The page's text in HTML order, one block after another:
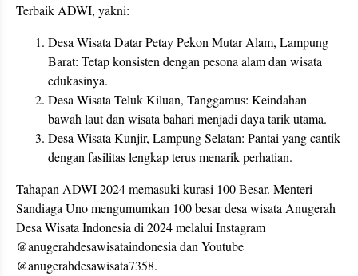
Terbaik ADWI, yakni:
Desa Wisata Datar Petay Pekon Mutar Alam, Lampung
Barat: Tetap konsisten dengan pesona alam dan wisata
edukasinya.
Desa Wisata Teluk Kiluan, Tanggamus: Keindahan
bawah laut dan wisata bahari menjadi daya tarik utama.
Desa Wisata Kunjir, Lampung Selatan: Pantai yang cantik
dengan fasilitas lengkap terus menarik perhatian.
Tahapan ADWI 2024 memasuki kurasi 100 Besar. Menteri
Sandiaga Uno mengumumkan 100 besar desa wisata Anugerah
Desa Wisata Indonesia di 2024 melalui Instagram
@anugerahdesawisataindonesia dan Youtube
@anugerahdesawisata7358.